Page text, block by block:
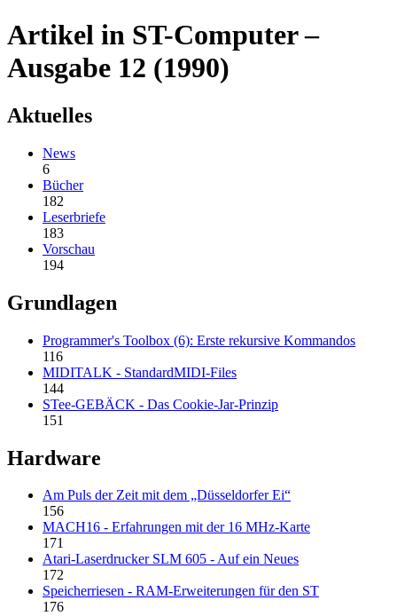
Artikel in ST-Computer –
Ausgabe 12 (1990)
Aktuelles
News
6
Bücher
182
Leserbriefe
183
Vorschau
194
Grundlagen
Programmer's Toolbox (6): Erste rekursive Kommandos
116
MIDITALK - StandardMIDI-Files
144
STee-GEBÄCK - Das Cookie-Jar-Prinzip
151
Hardware
Am Puls der Zeit mit dem „Düsseldorfer Ei“
156
MACH16 - Erfahrungen mit der 16 MHz-Karte
171
Atari-Laserdrucker SLM 605 - Auf ein Neues
172
Speicherriesen - RAM-Erweiterungen für den ST
176